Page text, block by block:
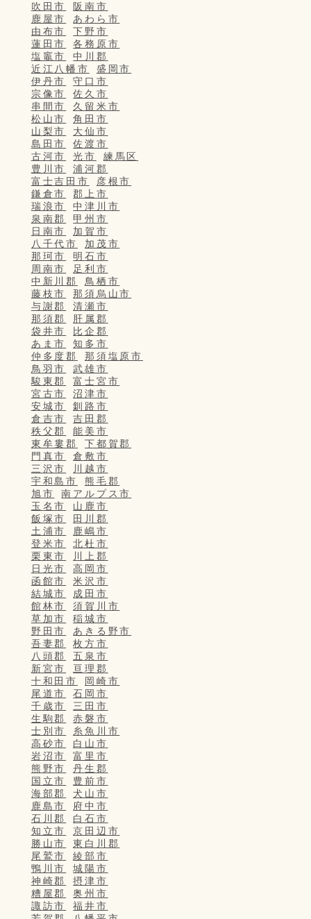
吹田市
阪南市
鹿屋市
あわら市
由布市
下野市
蓮田市
各務原市
塩竈市
中川郡
近江八幡市
盛岡市
伊丹市
守口市
宗像市
佐久市
串間市
久留米市
松山市
角田市
山梨市
大仙市
島田市
佐渡市
古河市
光市
練馬区
豊川市
浦河郡
富士吉田市
彦根市
鎌倉市
郡上市
瑞浪市
中津川市
泉南郡
甲州市
日南市
加賀市
八千代市
加茂市
那珂市
明石市
周南市
足利市
中新川郡
鳥栖市
藤枝市
那須烏山市
与謝郡
清瀬市
那須郡
肝属郡
袋井市
比企郡
あま市
知多市
仲多度郡
那須塩原市
鳥羽市
武雄市
駿東郡
富士宮市
宮古市
沼津市
安城市
釧路市
倉吉市
吉田郡
秩父郡
能美市
東牟婁郡
下都賀郡
門真市
倉敷市
三沢市
川越市
宇和島市
熊毛郡
旭市
南アルプス市
玉名市
山鹿市
飯塚市
田川郡
土浦市
鹿嶋市
登米市
北杜市
栗東市
川上郡
日光市
高岡市
函館市
米沢市
結城市
成田市
館林市
須賀川市
草加市
稲城市
野田市
あきる野市
吾妻郡
枚方市
八頭郡
五泉市
新宮市
亘理郡
十和田市
岡崎市
尾道市
石岡市
千歳市
三田市
生駒郡
赤磐市
士別市
糸魚川市
高砂市
白山市
岩沼市
富里市
熊野市
丹生郡
国立市
豊前市
海部郡
犬山市
鹿島市
府中市
石川郡
白石市
知立市
京田辺市
勝山市
東白川郡
尾鷲市
綾部市
鴨川市
城陽市
神崎郡
摂津市
糟屋郡
奥州市
諏訪市
福井市